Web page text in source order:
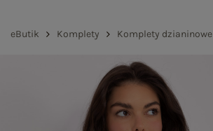
eButik Komplety Komplety dzianinowe